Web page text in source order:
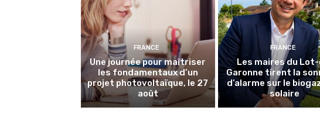
FRANCE
Une journée pour maîtriser
les fondamentaux d’un
projet photovoltaïque, le 27
août
FRANCE
Les maires du
Garonne tirent la
d’alarme sur le
solaire